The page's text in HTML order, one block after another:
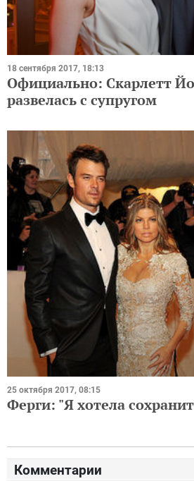
18 сентября 2017, 18:13
Официально: Скарлетт
развелась с супругом
25 октября 2017, 08:15
Ферги: "Я хотела
Комментарии